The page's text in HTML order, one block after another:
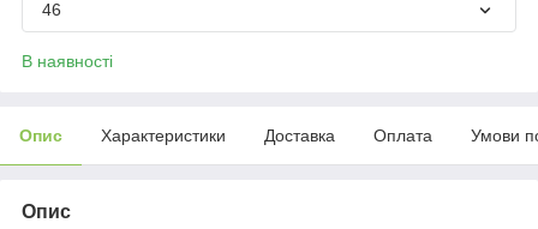
46
В наявності
Опис Характеристики Доставка Оплата Умови
Опис